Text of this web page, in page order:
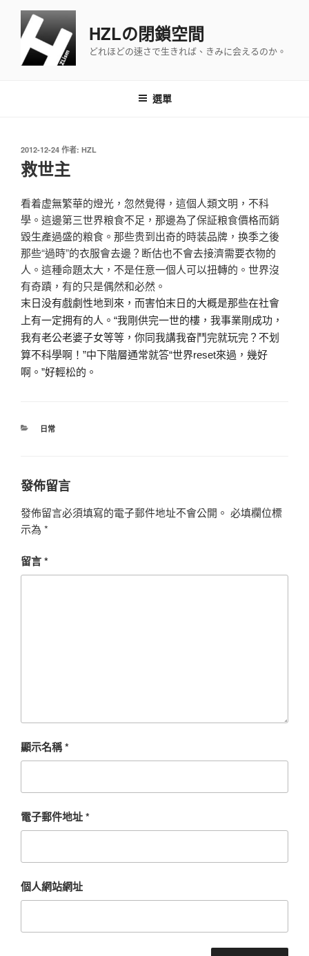
HZLの閉鎖空間
どれほどの速さで生きれば、きみに会えるのか。
選單
發
佈
於
2012-12-24 作者: HZL
救世主
看着虚無繁華的燈光，忽然覺得，這個人類文明，不科
學。這邊第三世界粮食不足，那邊為了保証粮食價格而銷
毀生產過盛的粮食。那些贵到出奇的時装品牌，换季之後
那些“過時”的衣服會去邊？断估也不會去接濟需要衣物的
人。這種命題太大，不是任意一個人可以扭轉的。世界沒
有奇蹟，有的只是偶然和必然。
末日没有戲劇性地到來，而害怕末日的大概是那些在社會
上有一定拥有的人。“我剛供完一世的樓，我事業剛成功，
我有老公老婆子女等等，你同我講我奋鬥完就玩完？不划
算不科學啊！”中下階層通常就答“世界reset來過，幾好
啊。”好輕松的。
分
日常
發佈留言
發佈留言必須填寫的電子郵件地址不會公開。 必填欄位標
示為 *
留言*
顯示名稱*
電子郵件地址*
個人網站網址